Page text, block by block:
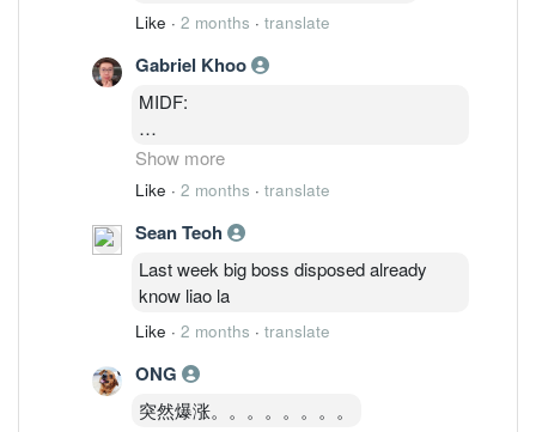
Like · 2 months · translate
Gabriel Khoo
MIDF:
Revision in earnings forecasts and target
price. We made no changes to our FY26
However, we raised FY27 and FY28
earnings estimates by +37.1% and
+45.3% respectively. This was achieved
by assuming strong rebound in the RF
business, better monetisation effort for
the opto business as well as greater
earnings for the power management.
Show more
Like · 2 months · translate
Sean Teoh
Last week big boss disposed already
know liao la
Like · 2 months · translate
ONG
突然爆涨。。。。。。。。